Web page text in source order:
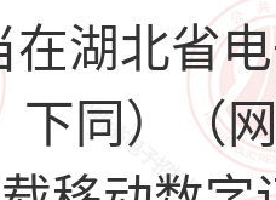
在湖北省
下同）（